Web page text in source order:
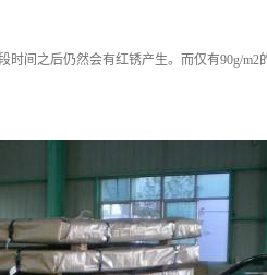
间之后仍然会有红锈产生。而仅有90g/